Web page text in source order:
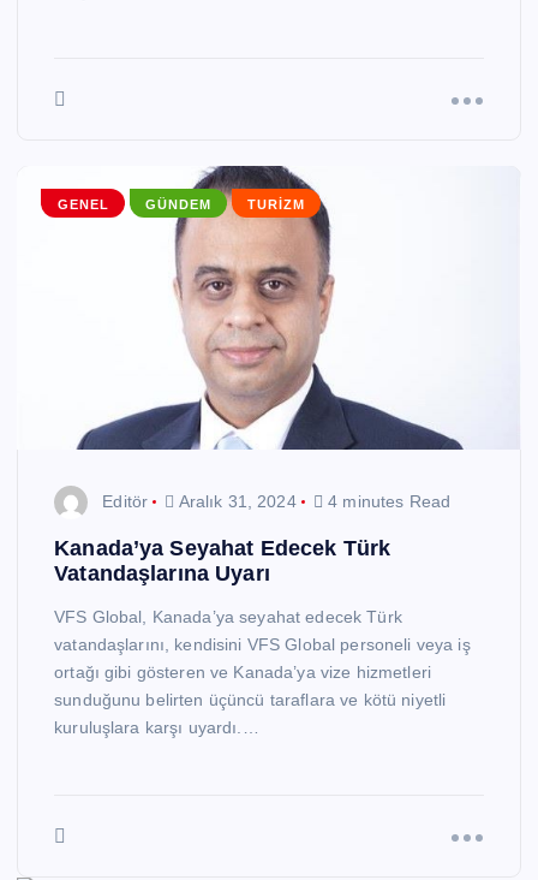
GENEL GÜNDEM TURIZM
Editör Aralık 31, 2024 4 minutes Read
Kanada’ya Seyahat Edecek Türk
Vatandaşlarına Uyarı
VFS Global, Kanada’ya seyahat edecek Türk
vatandaşlarını, kendisini VFS Global personeli veya iş
ortağı gibi gösteren ve Kanada’ya vize hizmetleri
sunduğunu belirten üçüncü taraflara ve kötü niyetli
kuruluşlara karşı uyardı.…